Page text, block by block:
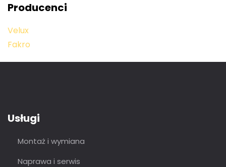
Producenci
Velux
Fakro
Usługi
Montaż i wymiana
Naprawa i serwis